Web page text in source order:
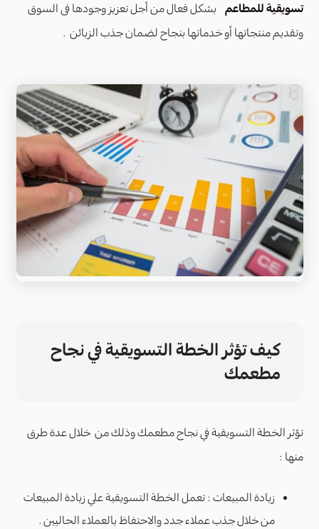
تسويقية للمطاعم بشكل فعال من أجل تعزيز وجودها فى السوق
وتقديم منتجاتها أو خدماتها بنجاح لضمان جذب الزبائن .
كيف تؤثر الخطة التسويقية في نجاح
مطعمك
تؤثر الخطة التسويقية في نجاح مطعمك وذلك من خلال عدة طرق
منها :
زيادة المبيعات : تعمل الخطة التسويقية علي زيادة المبيعات
من خلال جذب عملاء جدد والاحتفاظ بالعملاء الحاليين .